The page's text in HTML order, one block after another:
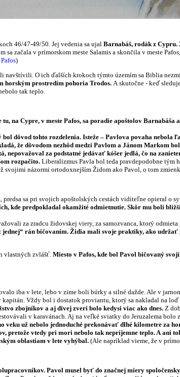
46/47-49/50. Jej vedenia sa ujalBarnabáš, rodák z Cypru.
sa začala v prímorskom meste Salamis a skončila v meste
)
navštívili. O ich ďalších krokoch týmto územím sa Biblia
horským prostredím pohoria Trodos. A skutočne - keď
tak teplo.
na Cypre, v meste Pafos, sa poradie apoštolov Barnabáša
bol dôvod tohto rozdelenia. Isteže – Pavlova povaha
že dôvodom nezhôd medzi Pavlom a Jánom Markom
nepovažoval za podstatné jedávať kóšer jedlá, čo na
rozpačito. Liberalizmus Pavla bol teda pravdepodobne tým
svojimi názormi ortodoxnejším Židom ako Pavol, o tom
sa pri svojich apoštolských cestách viditeľne opieral o
kde predpokladal okamžité odmietnutie. Skôr mu boli
za zradcu židovskej viery, za samozvanca, ktorý
jednej“ rán bičovaním. Židia mali svoje praktiky, ako udržať
vlastných zvlášť. Miesto v Pafos, kde bol Pavol bičovaný
iba v lete, lebo v zime boli búrky a silné dažde. Ale v
Vždy bol i dostatok proviantu, ktorý sa nakladal na loď
zbojníkov a aj divej zveri bolo kedysi viac ako dnes. Z
v karavánach. Aj na veľké sviatky do Jeruzalema bolo
už nebolo jednoduché prekonávať dlhé kilometre za
pretože vtedy pri mori nebolo tak nepríjemne teplo. A ani
oblastiam v lete vyhýbal. (Ale napríklad vieme, že v
Pavol musel byť do značnej miery